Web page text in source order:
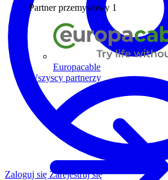
Partner przemysłowy 1
Europacable
Wszyscy partnerzy
Zaloguj się Zarejestruj się